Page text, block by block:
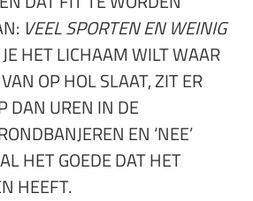
VEEL SPORTEN EN WEINIG
HET LICHAAM WILT WAAR
OP HOL SLAAT, ZIT ER
DAN UREN IN DE
EN ‘NEE’
HET GOEDE DAT HET
HEEFT.